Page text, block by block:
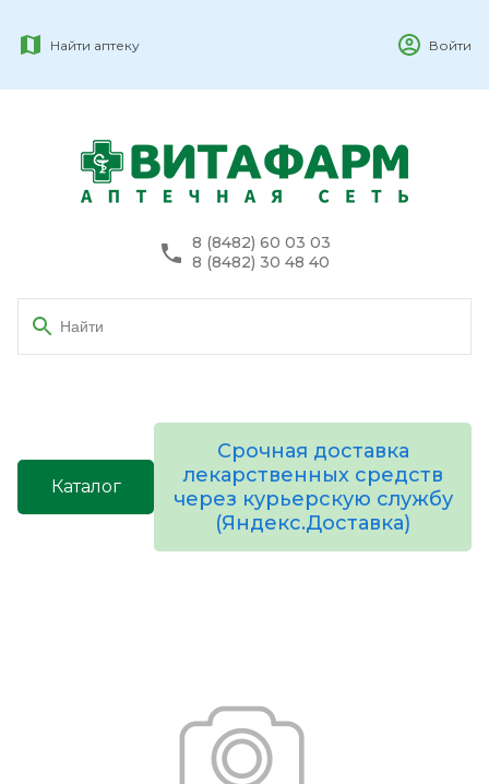
Найти аптеку Войти
8 (8482) 60 03 03
8 (8482) 30 48 40
Каталог
Срочная доставка
лекарственных средств
через курьерскую службу
(Яндекс.Доставка)